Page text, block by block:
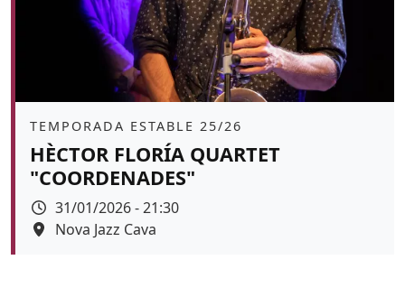
Àmbit
TEMPORADA ESTABLE 25/26
HÈCTOR FLORÍA QUARTET
"COORDENADES"
Data
31/01/2026 - 21:30
Espai
Nova Jazz Cava